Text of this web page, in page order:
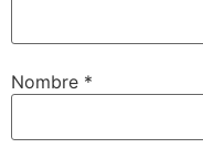
Nombre *